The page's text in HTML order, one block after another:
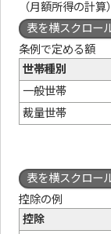
（月額所得の計
表を横スクロー
条例で定める額
世帯種別
一般世帯
裁量世帯
表を横スクロー
控除の例
控除